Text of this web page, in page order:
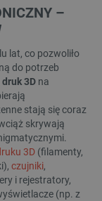
–
lat, co pozwoliło
do potrzeb
druk 3D na
stają się coraz
skrywają
3D (filamenty,
czujniki,
i rejestratory,
(np. z